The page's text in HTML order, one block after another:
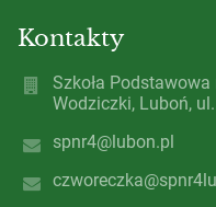
Kontakty
Szkoła
Wodziczki, Luboń,
spnr4@lubon.pl